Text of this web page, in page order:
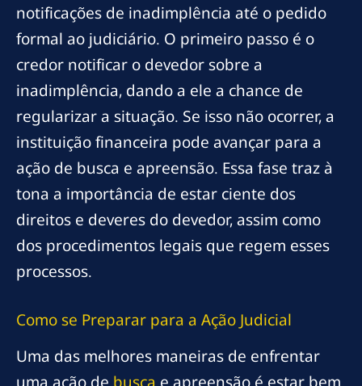
notificações de inadimplência até o pedido
formal ao judiciário. O primeiro passo é o
credor notificar o devedor sobre a
inadimplência, dando a ele a chance de
regularizar a situação. Se isso não ocorrer, a
instituição financeira pode avançar para a
ação de busca e apreensão. Essa fase traz à
tona a importância de estar ciente dos
direitos e deveres do devedor, assim como
dos procedimentos legais que regem esses
processos.
Como se Preparar para a Ação Judicial
Uma das melhores maneiras de enfrentar
uma ação de busca e apreensão é estar bem